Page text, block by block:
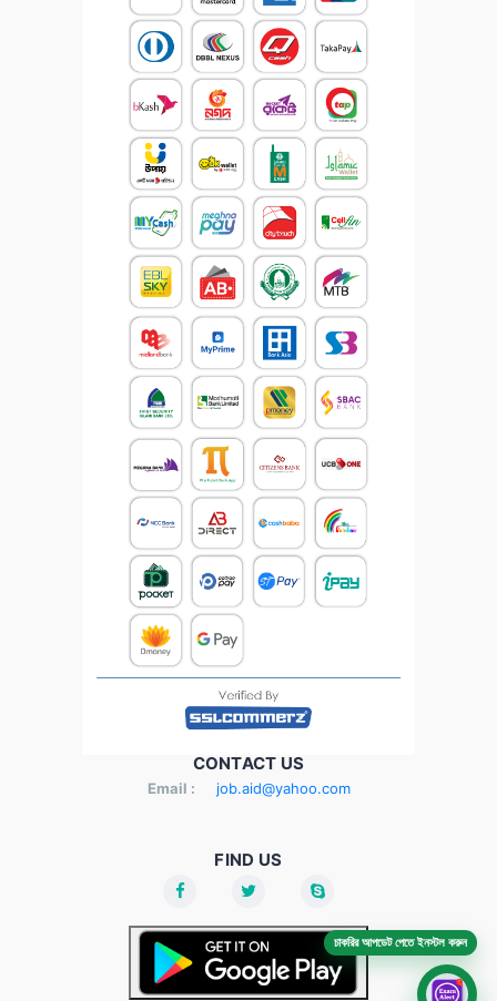
CONTACT US
Email : job.aid@yahoo.com
FIND US
চাকরির আপডেট পেতে ইনস্টল করুন